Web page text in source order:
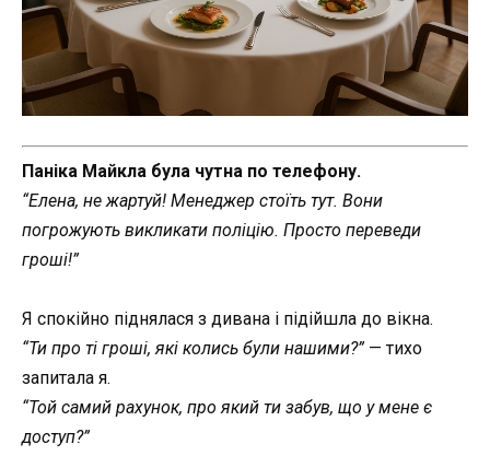
Паніка Майкла була чутна по телефону.
“Елена, не жартуй! Менеджер стоїть тут. Вони
погрожують викликати поліцію. Просто переведи
гроші!”
Я спокійно піднялася з дивана і підійшла до вікна.
“Ти про ті гроші, які колись були нашими?” — тихо
запитала я.
“Той самий рахунок, про який ти забув, що у мене є
доступ?”